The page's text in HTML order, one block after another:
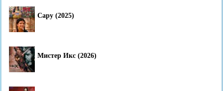
Сару (2025)
Мистер Икс (2026)